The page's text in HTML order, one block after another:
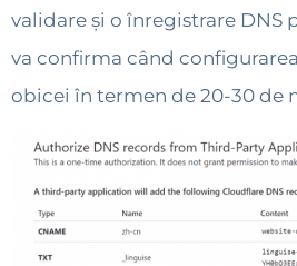
validare și o înregistrare DNS
va confirma când
obicei în termen de 20-30 de